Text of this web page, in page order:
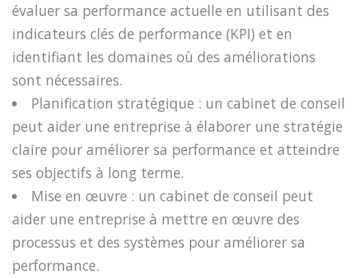
évaluer sa performance actuelle en utilisant des
indicateurs clés de performance (KPI) et en
identifiant les domaines où des améliorations
sont nécessaires.
Planification stratégique : un cabinet de conseil
peut aider une entreprise à élaborer une stratégie
claire pour améliorer sa performance et atteindre
ses objectifs à long terme.
Mise en œuvre : un cabinet de conseil peut
aider une entreprise à mettre en œuvre des
processus et des systèmes pour améliorer sa
performance.